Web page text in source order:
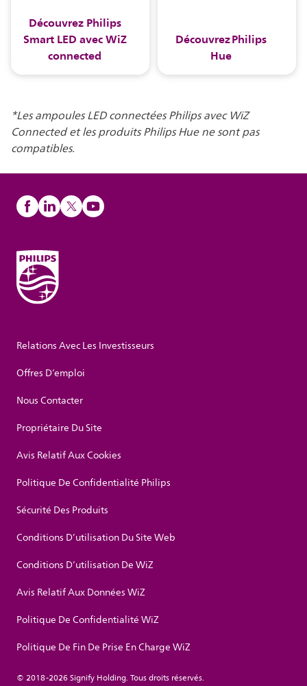
Découvrez Philips
Smart LED avec WiZ
connected
Découvrez Philips
Hue
*Les ampoules LED connectées Philips avec WiZ
Connected et les produits Philips Hue ne sont pas
compatibles.
Relations Avec Les Investisseurs
Offres D’emploi
Nous Contacter
Propriétaire Du Site
Avis Relatif Aux Cookies
Politique De Confidentialité Philips
Sécurité Des Produits
Conditions D’utilisation Du Site Web
Conditions D’utilisation De WiZ
Avis Relatif Aux Données WiZ
Politique De Confidentialité WiZ
Politique De Fin De Prise En Charge WiZ
© 2018-2026 Signify Holding. Tous droits réservés.